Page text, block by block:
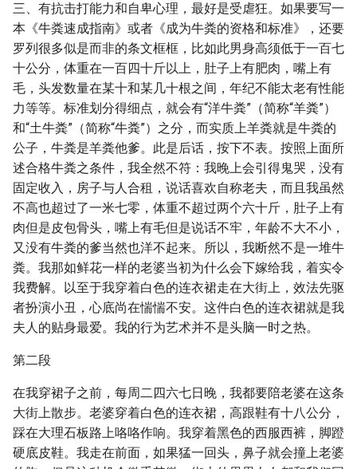
三、有抗击打能力和自卑心理，最好是受虐狂。如果要写一
本《牛粪速成指南》或者《成为牛粪的资格和标准》，还要
罗列很多似是而非的条文框框，比如此男身高须低于一百七
十公分，体重在一百四十斤以上，肚子上有肥肉，嘴上有
毛，头发数量在某十和某几十根之间，年纪不能太老有性能
力等等。标准划分得细点，就会有“洋牛粪”（简称“羊粪”）
和“土牛粪”（简称“牛粪”）之分，而实质上羊粪就是牛粪的
公子，牛粪是羊粪他爹。此是后话，按下不表。按照上面所
述合格牛粪之条件，我全然不符：我晚上会引得鬼哭，没有
固定收入，房子与人合租，说话喜欢自称老夫，而且我虽然
不高也超过了一米七零，体重不超过两个六十斤，肚子上有
肉但是皮包骨头，嘴上有毛但是说话不牢，年龄不大不小，
又没有牛粪的爹当然也洋不起来。所以，我断然不是一堆牛
粪。我那如鲜花一样的老婆当初为什么会下嫁给我，着实令
我费解。以至于我穿着白色的连衣裙走在大街上，效法先驱
者扮演小丑，心底尚在惴惴不安。这件白色的连衣裙就是我
夫人的贴身最爱。我的行为艺术并不是头脑一时之热。
第二段
在我穿裙子之前，每周二四六七日晚，我都要陪老婆在这条
大街上散步。老婆穿着白色的连衣裙，高跟鞋有十八公分，
踩在大理石板路上咯咯作响。我穿着黑色的西服西裤，脚蹬
硬底皮鞋。我走在前面，如果猛一回头，鼻子就会撞上老婆